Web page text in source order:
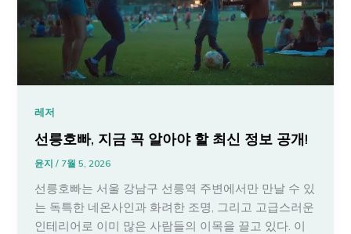
레저
선릉호빠, 지금 꼭 알아야 할 최신 정보 공개!
윤지/ 7월 5, 2026
선릉호빠는 서울 강남구 선릉역 주변에서만 만날 수 있
는 독특한 네온사인과 화려한 조명, 그리고 고급스러운
인테리어로 이미 많은 사람들의 이목을 끌고 있다. 이